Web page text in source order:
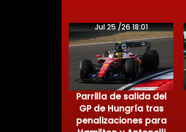
Jul 25 /26 18:01
Parrilla de salida del
GP de Hungría tras
penalizaciones para